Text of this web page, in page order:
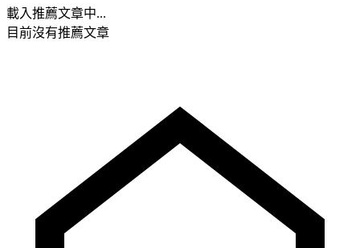
載入推薦文章中...
目前沒有推薦文章